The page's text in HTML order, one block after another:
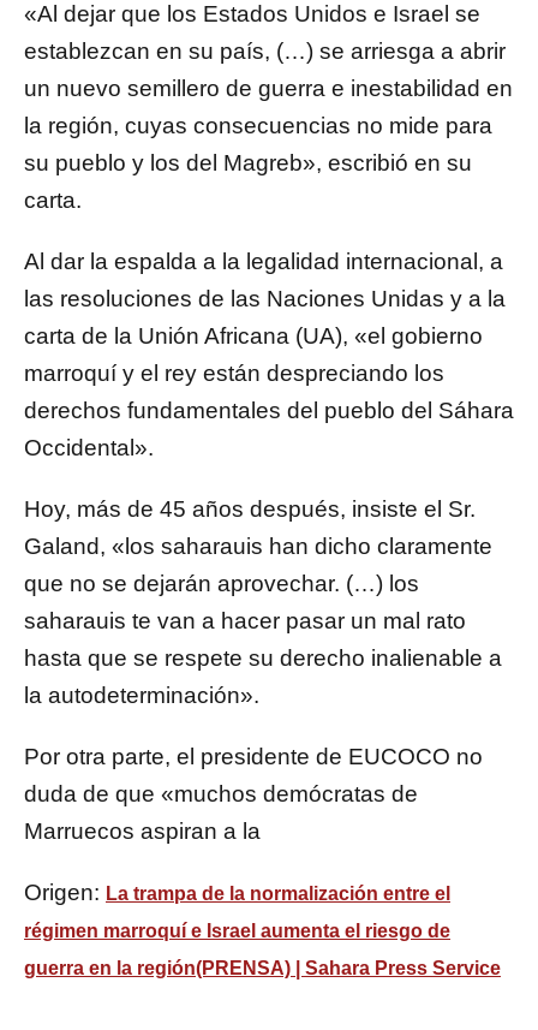
«Al dejar que los Estados Unidos e Israel se
establezcan en su país, (…) se arriesga a abrir
un nuevo semillero de guerra e inestabilidad en
la región, cuyas consecuencias no mide para
su pueblo y los del Magreb», escribió en su
carta.
Al dar la espalda a la legalidad internacional, a
las resoluciones de las Naciones Unidas y a la
carta de la Unión Africana (UA), «el gobierno
marroquí y el rey están despreciando los
derechos fundamentales del pueblo del Sáhara
Occidental».
Hoy, más de 45 años después, insiste el Sr.
Galand, «los saharauis han dicho claramente
que no se dejarán aprovechar. (…) los
saharauis te van a hacer pasar un mal rato
hasta que se respete su derecho inalienable a
la autodeterminación».
Por otra parte, el presidente de EUCOCO no
duda de que «muchos demócratas de
Marruecos aspiran a la
Origen: La trampa de la normalización entre el
régimen marroquí e Israel aumenta el riesgo de
guerra en la región(PRENSA) | Sahara Press Service